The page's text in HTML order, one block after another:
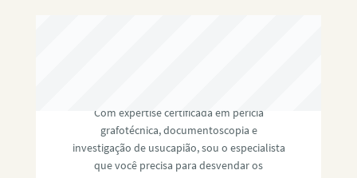
Com expertise certificada em perícia
grafotécnica, documentoscopia e
investigação de usucapião, sou o especialista
que você precisa para desvendar os